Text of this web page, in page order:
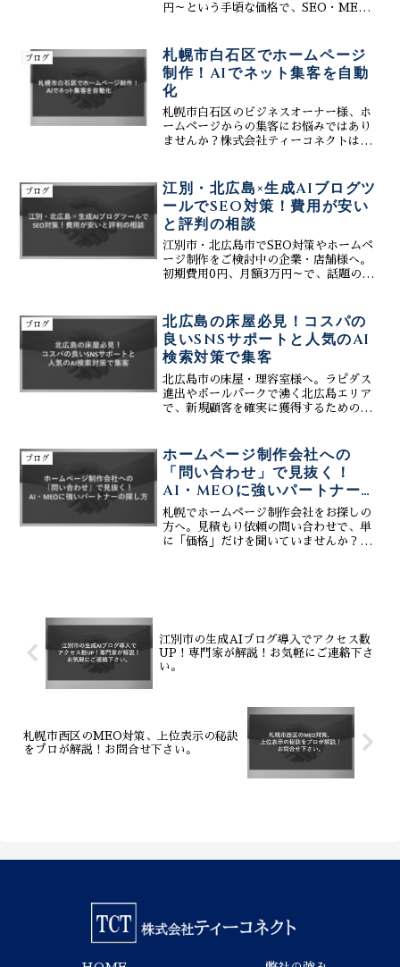
円～という手頃な価格で、SEO・MEO対
ティーコネクトなら、生成AIを活用した
最新技術で、花のまち恵庭の魅力を発信
し、集客効果を最大化します。まずは無
料相談で、貴社に最適なプランをご提案
いたします。
ブログ
札幌市白石区でホームページ
制作！AIでネット集客を自動
化
札幌市白石区のビジネスオーナー様、ホ
ームページからの集客にお悩みではあり
ませんか？株式会社ティーコネクトは、
化を実現します。高品質なホームページ
制作はもちろん、AIに...
ブログ
江別・北広島×生成AIブログツ
ールでSEO対策！費用が安い
と評判の相談
江別市・北広島市でSEO対策やホームペ
ージ制作をご検討中の企業・店舗様へ。
初期費用0円、月額3万円～で、話題の
株式会社ティーコネクトなら、AIによる
記事作成支援でコストを抑えながら検索
上位表示を実現。ボールパーク効果など
で注目されるこのエリアで、競合に差を
つけるための評判のWeb戦略をご提案し
ます。
ブログ
北広島の床屋必見！コスパの
良いSNSサポートと人気のAI
検索対策で集客
北広島市の床屋・理容室様へ。ラピダス
進出やボールパークで沸く北広島エリア
で、新規顧客を確実に獲得するための最
増やすコスパの良いSNSサポートを軸
に、株式会社ティーコネクトが貴店の集
客を最大化します。最新のAI検索対策で
あるGEOもいち早く導入し、多忙な現場
でも簡単操作で運用可能なシステムを提
供。お問合せ発生時のリアルタイム通知
機能でチャンスを逃さず、地域No.1の選
ばれる理容室へと導きます。
ブログ
ホームページ制作会社への
「問い合わせ」で見抜く！
AI・MEOに強いパートナーの
探し方
札幌でホームページ制作会社をお探しの
方へ。見積もり依頼の問い合わせで、単
に「価格」だけを聞いていませんか？失
社ティーコネクトは、生成AIとMEOを
標準装備した次世代のWeb制作で、貴社
のビジネスを成功に導きます。賢い発注
江別市の生成AIブログ導入でアクセス数
UP！専門家が解説！お気軽にご連絡下さ
い。
札幌市西区のMEO対策、上位表示の秘訣
をプロが解説！お問合せ下さい。